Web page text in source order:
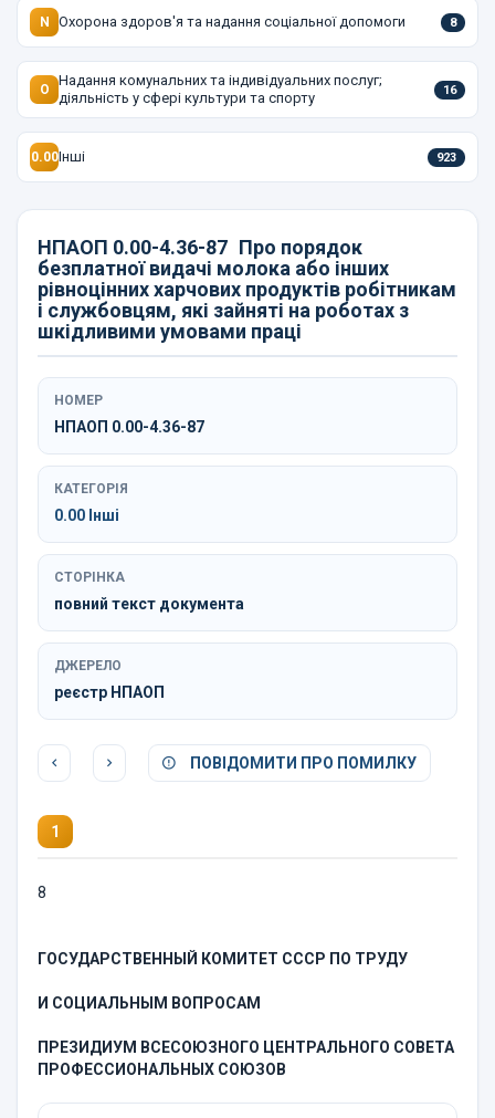
N Охорона здоров'я та надання соціальної допомоги 8
O
Надання комунальних та індивідуальних послуг;
діяльність у сфері культури та спорту
16
0.00Інші 923
НПАОП 0.00-4.36-87 Про порядок
безплатної видачі молока або інших
рівноцінних харчових продуктів робітникам
і службовцям, які зайняті на роботах з
шкідливими умовами праці
НОМЕР
НПАОП 0.00-4.36-87
КАТЕГОРІЯ
0.00 Інші
СТОРІНКА
повний текст документа
ДЖЕРЕЛО
реєстр НПАОП
ПОВІДОМИТИ ПРО ПОМИЛКУ
1
8
ГОСУДАРСТВЕННЫЙ КОМИТЕТ СССР ПО ТРУДУ
И СОЦИАЛЬНЫМ ВОПРОСАМ
ПРЕЗИДИУМ ВСЕСОЮЗНОГО ЦЕНТРАЛЬНОГО СОВЕТА
ПРОФЕССИОНАЛЬНЫХ СОЮЗОВ